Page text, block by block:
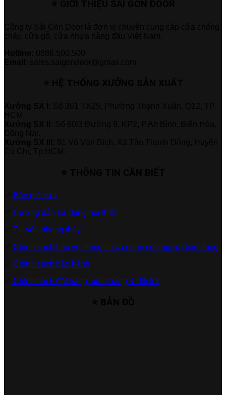
Báo giá cửa
Hướng dẫn sử dụng nội thất
Tư vấn phong thủy
Chính sách bảo vệ thông tin cá nhân của người tiêu dùng
Chính sách bảo hành
Chính sách đặt hàng, giao hàng & đổi trả